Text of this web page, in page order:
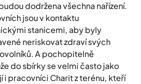
dodržena všechna nařízení.
jsou v kontaktu
stanicemi, aby byly
neriskovat zdraví svých
A pochopitelně
do sbírky se velmi často jako
i pracovníci Charit z terénu, kteří